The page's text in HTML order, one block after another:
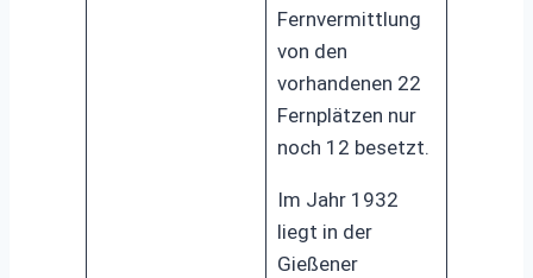
Fernvermittlung
von den
vorhandenen 22
Fernplätzen nur
noch 12 besetzt.
Im Jahr 1932
liegt in der
Gießener